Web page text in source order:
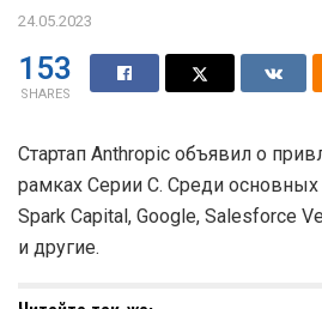
24.05.2023
153
SHARES
Стартап Anthropic объявил о
рамках Серии C. Среди
Spark Capital, Google, Salesforce
и другие.